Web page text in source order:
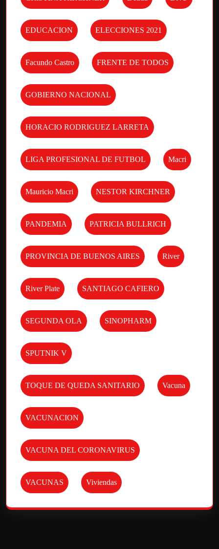
EDUCACION ELECCIONES 2021
Facundo Castro FRENTE DE TODOS
GOBIERNO NACIONAL
HORACIO RODRIGUEZ LARRETA
LIGA PROFESIONAL DE FUTBOL Macri
Mauricio Macri NESTOR KIRCHNER
PANDEMIA PATRICIA BULLRICH
PROVINCIA DE BUENOS AIRES River
River Plate SANTIAGO CAFIERO
SEGUNDA OLA SINOPHARM
SPUTNIK V
TOQUE DE QUEDA SANITARIO Vacuna
VACUNACION
VACUNA DEL CORONAVIRUS
VACUNAS Viviendas